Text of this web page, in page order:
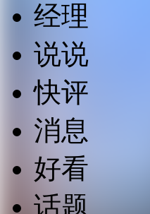
经理
说说
快评
消息
好看
话题